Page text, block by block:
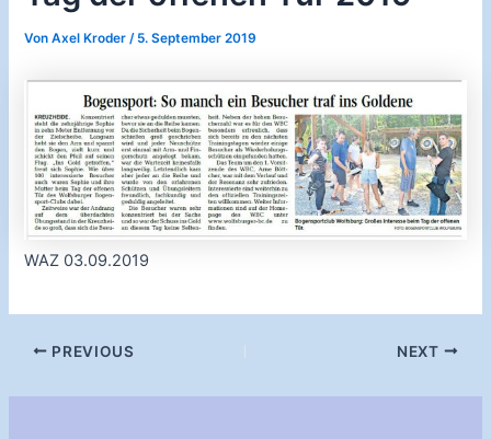
VonAxel Kroder / 5. September 2019
WAZ 03.09.2019
Post
PREVIOUS NEXT